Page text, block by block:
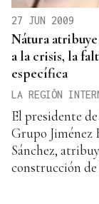
27 JUN 2009
Nátura
a la crisis, la
específica
LA REGIÓN
El presidente
Grupo Jiménez
Sánchez,
construcción